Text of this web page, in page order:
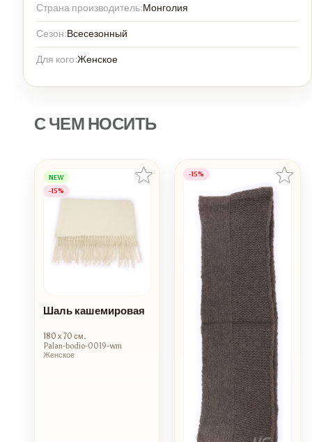
Страна производитель:Монголия
Сезон:Всесезонный
Для кого:Женское
С ЧЕМ НОСИТЬ
Шаль кашемировая
180 х 70 см.
Palan-bodio-0019-wm
Женское
NEW
-15%
-15%